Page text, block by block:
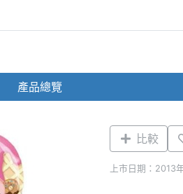
產品總覽
比較
上市日期：2013